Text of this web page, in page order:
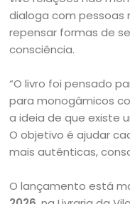
dialoga com pessoas
repensar formas de
consciência.
“O livro foi pensado
para monogâmicos
a ideia de que existe
O objetivo é ajudar
mais autênticas,
O lançamento está